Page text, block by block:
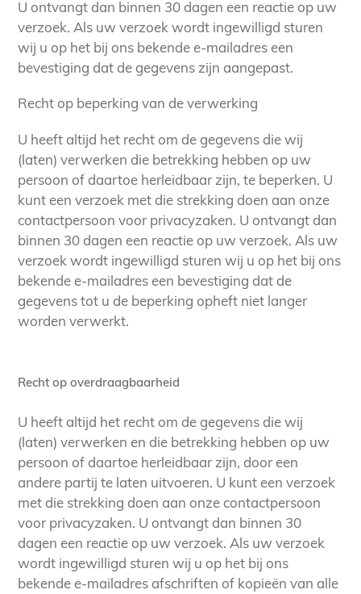
U ontvangt dan binnen 30 dagen een reactie op uw
verzoek. Als uw verzoek wordt ingewilligd sturen
wij u op het bij ons bekende e-mailadres een
bevestiging dat de gegevens zijn aangepast.
Recht op beperking van de verwerking
U heeft altijd het recht om de gegevens die wij
(laten) verwerken die betrekking hebben op uw
persoon of daartoe herleidbaar zijn, te beperken. U
kunt een verzoek met die strekking doen aan onze
contactpersoon voor privacyzaken. U ontvangt dan
binnen 30 dagen een reactie op uw verzoek. Als uw
verzoek wordt ingewilligd sturen wij u op het bij ons
bekende e-mailadres een bevestiging dat de
gegevens tot u de beperking opheft niet langer
worden verwerkt.
Recht op overdraagbaarheid
U heeft altijd het recht om de gegevens die wij
(laten) verwerken en die betrekking hebben op uw
persoon of daartoe herleidbaar zijn, door een
andere partij te laten uitvoeren. U kunt een verzoek
met die strekking doen aan onze contactpersoon
voor privacyzaken. U ontvangt dan binnen 30
dagen een reactie op uw verzoek. Als uw verzoek
wordt ingewilligd sturen wij u op het bij ons
bekende e-mailadres afschriften of kopieën van alle